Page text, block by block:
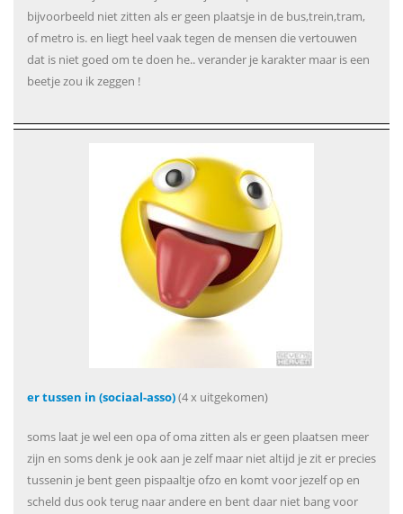
bijvoorbeeld niet zitten als er geen plaatsje in de bus,trein,tram,
of metro is. en liegt heel vaak tegen de mensen die vertouwen
dat is niet goed om te doen he.. verander je karakter maar is een
beetje zou ik zeggen !
er tussen in (sociaal-asso)(4 x uitgekomen)
soms laat je wel een opa of oma zitten als er geen plaatsen meer
zijn en soms denk je ook aan je zelf maar niet altijd je zit er precies
tussenin je bent geen pispaaltje ofzo en komt voor jezelf op en
scheld dus ook terug naar andere en bent daar niet bang voor